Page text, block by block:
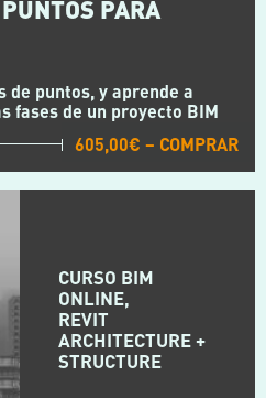
PARA
de puntos, y aprende a
fases de un proyecto BIM
605,00€ – COMPRAR
CURSO BIM
ONLINE,
REVIT
ARCHITECTURE +
STRUCTURE